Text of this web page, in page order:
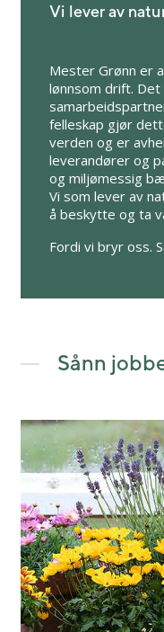
Vi lever av
Mester Grønn er
lønnsom drift. Det
felleskap gjør
verden og er
leverandører og
og miljømessig
Vi som lever av
å beskytte og ta
Fordi vi bryr oss.
Sånn